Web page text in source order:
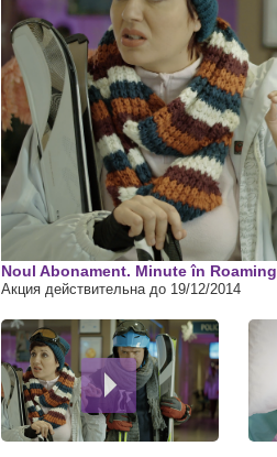
00:00
Noul Abonament. Minute în Roaming
Акция действительна до 19/12/2014